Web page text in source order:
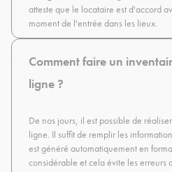
atteste que le locataire est d'accord
moment de l'entrée dans les lieux.
Comment faire un
ligne ?
De nos jours, il est possible de
ligne. Il suffit de remplir les
est généré automatiquement en
considérable et cela évite les erreurs